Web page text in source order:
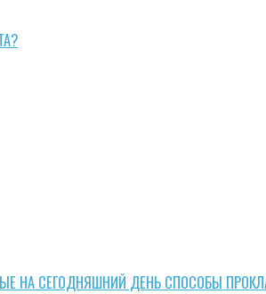
НА СЕГОДНЯШНИЙ ДЕНЬ СПОСОБЫ